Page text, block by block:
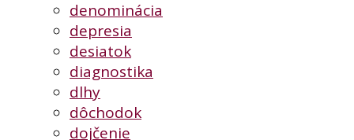
denominácia
depresia
desiatok
diagnostika
dlhy
dôchodok
dojčenie